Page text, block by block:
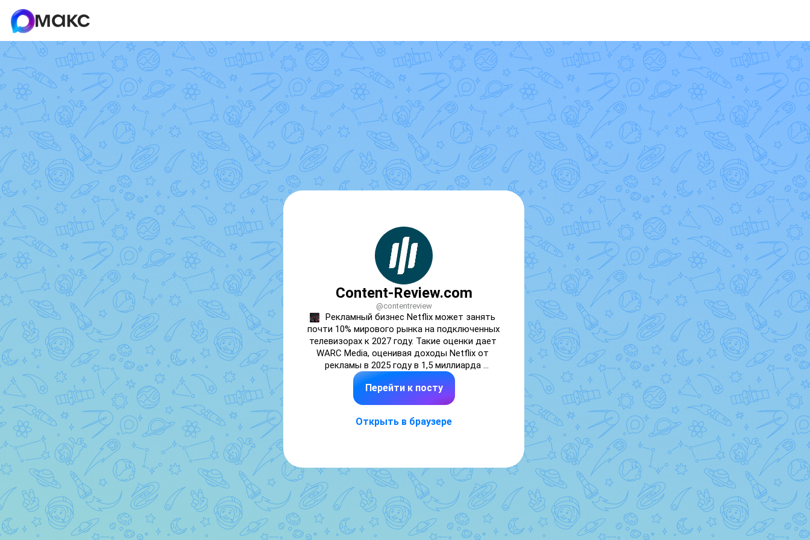
Content-Review.com
@contentreview
Рекламный бизнес Netflix может занять
почти 10% мирового рынка на подключенных
телевизорах к 2027 году. Такие оценки дает
WARC Media, оценивая доходы Netflix от
рекламы в 2025 году в 1,5 миллиарда
долларов. Сейчас это 3,3% от выручки
Netflix, но в WARC Media уверены, что
рекламная выручка стриминга в 2026 году
миллиардов долларов.
миллионах подписчиков, а количество часов
просмотра составляет 200 миллиардов в
год. Сегодня абонентская плата является
основным источником дохода Netflix, но
дешевая подписка с условием просмотра
рекламы из эксперимента превращается в
Перейти к посту
Открыть в браузере